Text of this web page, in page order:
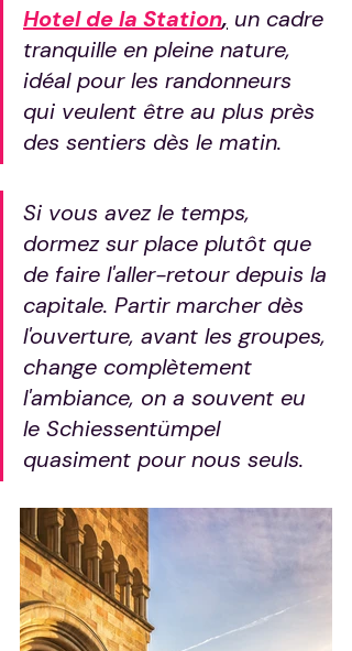
Hotel de la Station, un cadre
tranquille en pleine nature,
idéal pour les randonneurs
qui veulent être au plus près
des sentiers dès le matin.
Si vous avez le temps,
dormez sur place plutôt que
de faire l'aller-retour depuis la
capitale. Partir marcher dès
l'ouverture, avant les groupes,
change complètement
l'ambiance, on a souvent eu
le Schiessentümpel
quasiment pour nous seuls.